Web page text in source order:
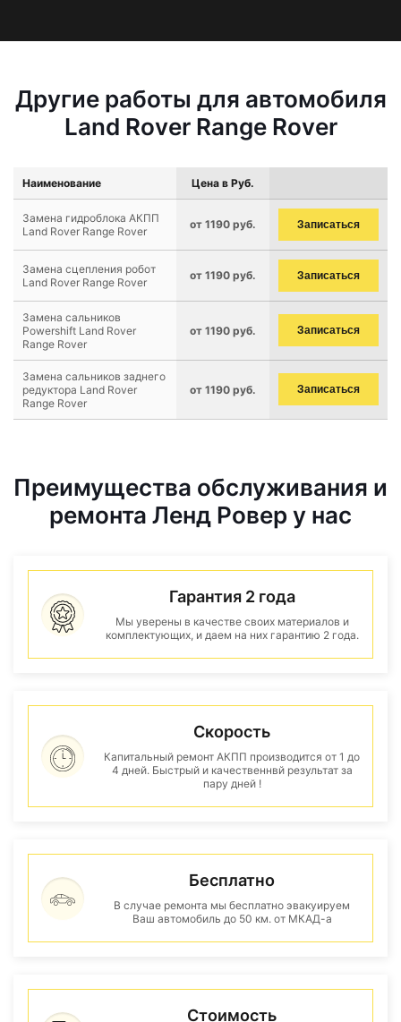
Другие работы для автомобиля
Land Rover Range Rover
Наименование Цена в Руб.
Замена гидроблока АКПП
Land Rover Range Rover
от 1190 руб. Записаться
Замена сцепления робот
Land Rover Range Rover
от 1190 руб. Записаться
Замена сальников
Powershift Land Rover
Range Rover
от 1190 руб. Записаться
Замена сальников заднего
редуктора Land Rover
Range Rover
от 1190 руб. Записаться
Преимущества обслуживания и
ремонта Ленд Ровер у нас
Гарантия 2 года
Мы уверены в качестве своих материалов и
комплектующих, и даем на них гарантию 2 года.
Скорость
Капитальный ремонт АКПП производится от 1 до
4 дней. Быстрый и качественнвй результат за
пару дней !
Бесплатно
В случае ремонта мы бесплатно эвакуируем
Ваш автомобиль до 50 км. от МКАД-а
Стоимость